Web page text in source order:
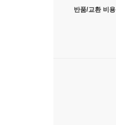
반품/교환 비용